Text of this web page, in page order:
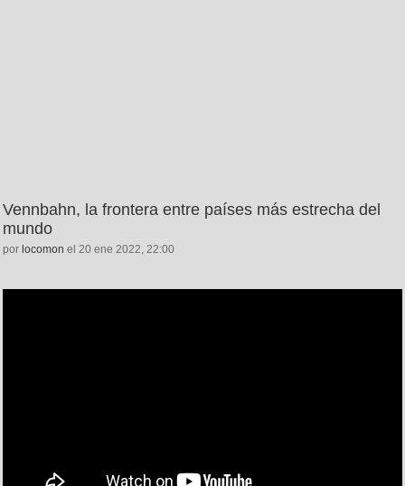
Vennbahn, la frontera entre países más estrecha del
mundo
por locomon el 20 ene 2022, 22:00